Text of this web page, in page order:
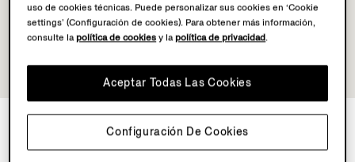
BOLETÍN DE INFORMACIÓN
uso de cookies técnicas. Puede personalizar sus cookies en ‘Cookie
settings’ (Configuración de cookies). Para obtener más información,
consulte lapolítica de cookies y lapolítica de privacidad.
Aceptar Todas Las Cookies
Configuración De Cookies